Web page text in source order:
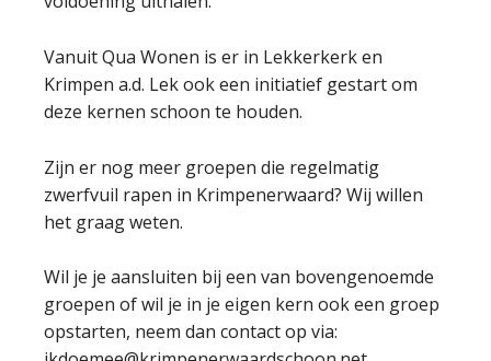
Vanuit Qua Wonen is er in Lekkerkerk en
Krimpen a.d. Lek ook een initiatief gestart om
deze kernen schoon te houden.
Zijn er nog meer groepen die regelmatig
zwerfvuil rapen in Krimpenerwaard? Wij willen
het graag weten.
Wil je je aansluiten bij een van bovengenoemde
groepen of wil je in je eigen kern ook een groep
opstarten, neem dan contact op via: